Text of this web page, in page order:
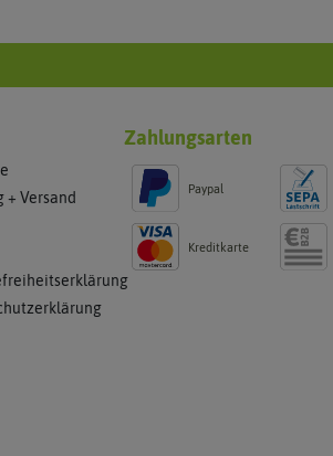
+ Versand
Zahlungsarten
Paypal
Kreditkarte